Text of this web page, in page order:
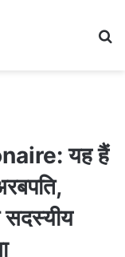
यह हैं
सदस्यीय